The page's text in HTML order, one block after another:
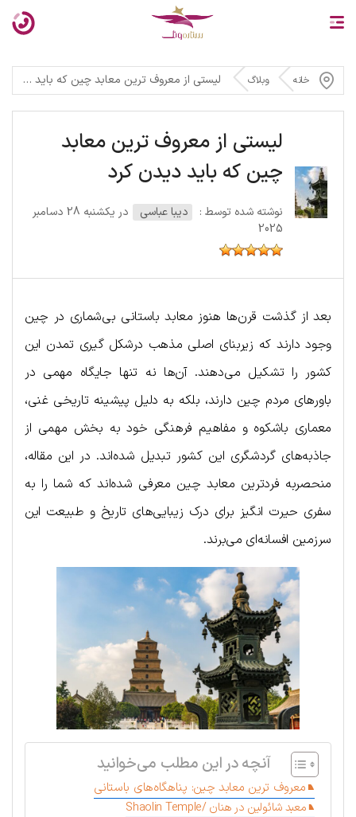
خانه وبلاگ لیستی از معروف ترین معابد چین که باید دیدن کرد
لیستی از معروف ترین معابد
چین که باید دیدن کرد
نوشته شده توسط : دیبا عباسی
در یکشنبه 28 دسامبر
2025
بعد از گذشت قرن‌ها هنوز معابد باستانی بی‌شماری در چین
وجود دارند که زیربنای اصلی مذهب درشکل گیری تمدن این
کشور را تشکیل می‌دهند. آن‌ها نه تنها جایگاه مهمی در
باورهای مردم چین دارند، بلکه به دلیل پیشینه تاریخی غنی،
معماری باشکوه و مفاهیم فرهنگی خود به بخش مهمی از
جاذبه‌های گردشگری این کشور تبدیل شده‌اند. در این مقاله،
منحصربه فردترین معابد چین معرفی شده‌اند که شما را به
سفری حیرت انگیز برای درک زیبایی‌های تاریخ و طبیعت این
سرزمین افسانه‌ای می‌برند.
آنچه در این مطلب می‌خوانید
معروف ترین معابد چین: پناهگاه‌های باستانی
معبد شائولین در هنان /Shaolin Temple